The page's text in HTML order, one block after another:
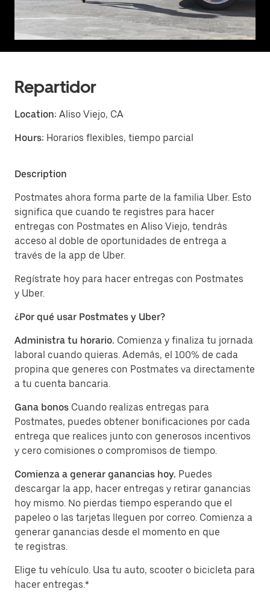
Repartidor
Location: Aliso Viejo, CA
Hours: Horarios flexibles, tiempo parcial
Description
Postmates ahora forma parte de la familia Uber. Esto
significa que cuando te registres para hacer
entregas con Postmates en Aliso Viejo, tendrás
acceso al doble de oportunidades de entrega a
través de la app de Uber.
Regístrate hoy para hacer entregas con Postmates
y Uber.
¿Por qué usar Postmates y Uber?
Administra tu horario. Comienza y finaliza tu jornada
laboral cuando quieras. Además, el 100% de cada
propina que generes con Postmates va directamente
a tu cuenta bancaria.
Gana bonos Cuando realizas entregas para
Postmates, puedes obtener bonificaciones por cada
entrega que realices junto con generosos incentivos
y cero comisiones o compromisos de tiempo.
Comienza a generar ganancias hoy. Puedes
descargar la app, hacer entregas y retirar ganancias
hoy mismo. No pierdas tiempo esperando que el
papeleo o las tarjetas lleguen por correo. Comienza a
generar ganancias desde el momento en que
te registras.
Elige tu vehículo. Usa tu auto, scooter o bicicleta para
hacer entregas.*